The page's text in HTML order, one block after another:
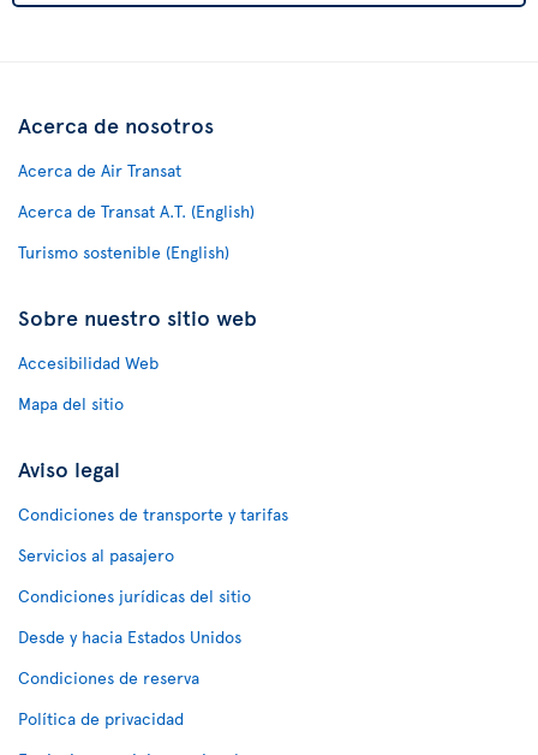
Acerca de nosotros
Acerca de Air Transat
Acerca de Transat A.T. (English)
Turismo sostenible (English)
Sobre nuestro sitio web
Accesibilidad Web
Mapa del sitio
Aviso legal
Condiciones de transporte y tarifas
Servicios al pasajero
Condiciones jurídicas del sitio
Desde y hacia Estados Unidos
Condiciones de reserva
Política de privacidad